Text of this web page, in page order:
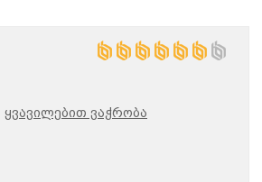
ყვავილებით ვაჭრობა